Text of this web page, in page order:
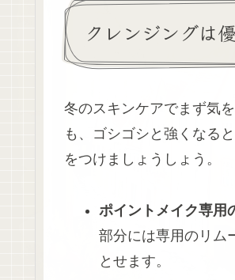
クレンジングは
冬のスキンケアでまず気
も、ゴシゴシと強くなる
をつけましょうしょう。
ポイントメイク専用
部分には専用のリム
とせます。